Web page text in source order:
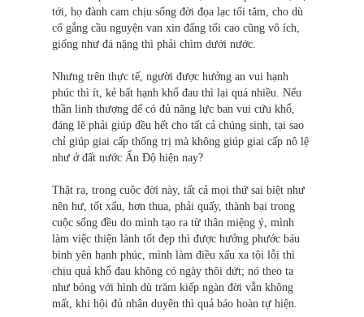
tới, họ đành cam chịu sống đời đọa lạc tối tăm, cho dù
cố gắng cầu nguyện van xin đấng tối cao cũng vô ích,
giống như đá nặng thì phải chìm dưới nước.
Nhưng trên thực tế, người được hưởng an vui hạnh
phúc thì ít, kẻ bất hạnh khổ đau thì lại quá nhiều. Nếu
thần linh thượng đế có đủ năng lực ban vui cứu khổ,
đáng lẽ phải giúp đều hết cho tất cả chúng sinh, tại sao
chỉ giúp giai cấp thống trị mà không giúp giai cấp nô lệ
như ở đất nước Ấn Độ hiện nay?
Thật ra, trong cuộc đời này, tất cả mọi thứ sai biệt như
nên hư, tốt xấu, hơn thua, phải quấy, thành bại trong
cuộc sống đều do mình tạo ra từ thân miệng ý, mình
làm việc thiện lành tốt đẹp thì được hưởng phước báu
bình yên hạnh phúc, mình làm điều xấu xa tội lỗi thì
chịu quả khổ đau không có ngày thôi dứt; nó theo ta
như bóng với hình dù trăm kiếp ngàn đời vẫn không
mất, khi hội đủ nhân duyên thì quả báo hoàn tự hiện.